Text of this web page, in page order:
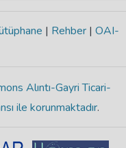
| Rehber | OAI-
Alıntı-Gayri Ticari-
ile korunmaktadır.